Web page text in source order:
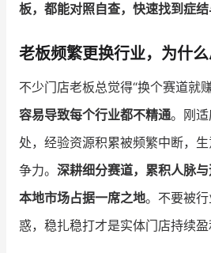
商家社区 社群交
合作共进
板，都能对照自查，快速找到症
老板频繁更换行业，为什么
不少门店老板总觉得“换个赛道就
容易导致每个行业都不精通。刚
处，经验资源积累被频繁中断，
争力。 深耕细分赛道，累积人脉
本地市场占据一席之地。不要被
惑，稳扎稳打才是实体门店持续盈